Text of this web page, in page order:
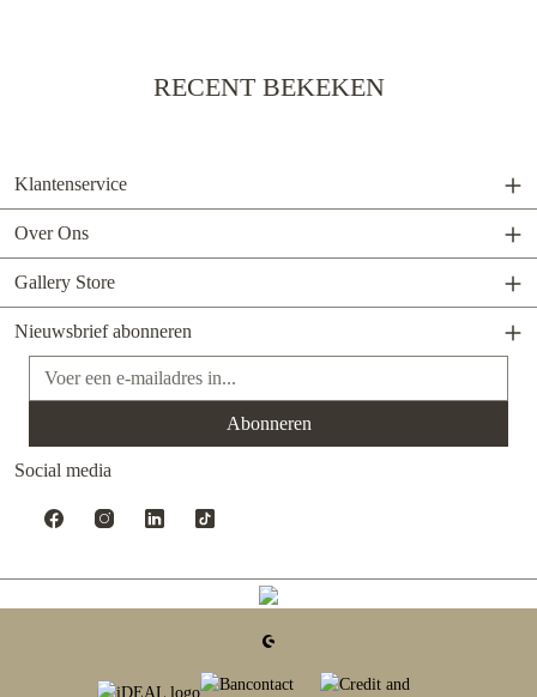
RECENT BEKEKEN
Klantenservice
Over Ons
Gallery Store
Nieuwsbrief abonneren
E-mailadres*
Abonneren
Social media